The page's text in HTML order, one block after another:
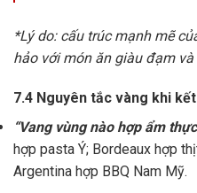
*Lý do: cấu trúc mạnh mẽ
hảo với món ăn giàu đạm và
7.4 Nguyên tắc vàng khi
“Vang vùng nào hợp ẩm
hợp pasta Ý; Bordeaux hợp
Argentina hợp BBQ Nam Mỹ.